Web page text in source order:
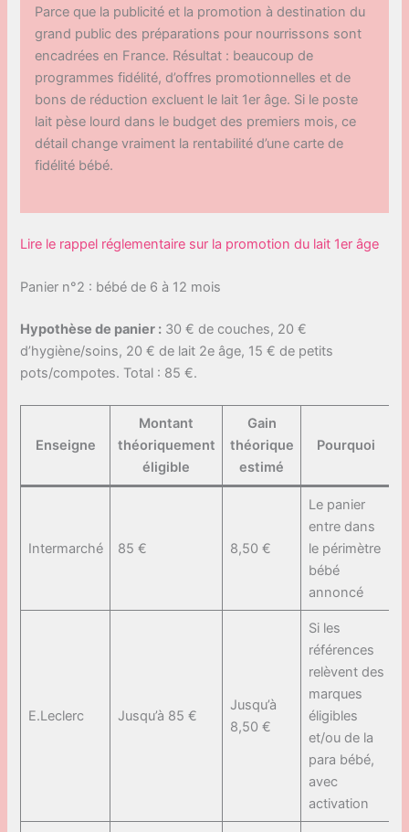
Parce que la publicité et la promotion à destination du
grand public des préparations pour nourrissons sont
encadrées en France. Résultat : beaucoup de
programmes fidélité, d’offres promotionnelles et de
bons de réduction excluent le lait 1er âge. Si le poste
lait pèse lourd dans le budget des premiers mois, ce
détail change vraiment la rentabilité d’une carte de
fidélité bébé.
Lire le rappel réglementaire sur la promotion du lait 1er âge
Panier n°2 : bébé de 6 à 12 mois
Hypothèse de panier : 30 € de couches, 20 €
d’hygiène/soins, 20 € de lait 2e âge, 15 € de petits
pots/compotes. Total : 85 €.
Enseigne
Montant
théoriquement
éligible
Gain
théorique
estimé
Pourquoi
Intermarché 85 € 8,50 €
Le panier
entre dans
le périmètre
bébé
annoncé
E.Leclerc Jusqu’à 85 €
Jusqu’à
8,50 €
Si les
références
relèvent des
marques
éligibles
et/ou de la
para bébé,
avec
activation